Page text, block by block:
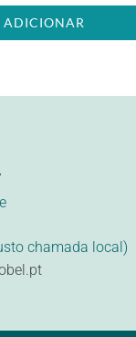
ADICIONAR
chamada local)